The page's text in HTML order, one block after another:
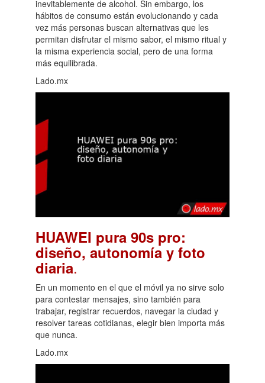
inevitablemente de alcohol. Sin embargo, los
hábitos de consumo están evolucionando y cada
vez más personas buscan alternativas que les
permitan disfrutar el mismo sabor, el mismo ritual y
la misma experiencia social, pero de una forma
más equilibrada.
Lado.mx
HUAWEI pura 90s pro:
diseño, autonomía y foto
diaria.
En un momento en el que el móvil ya no sirve solo
para contestar mensajes, sino también para
trabajar, registrar recuerdos, navegar la ciudad y
resolver tareas cotidianas, elegir bien importa más
que nunca.
Lado.mx